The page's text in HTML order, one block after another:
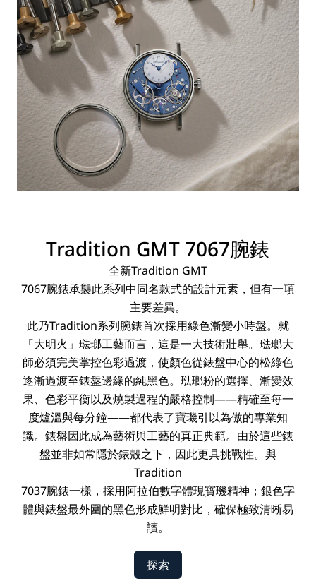
Tradition GMT 7067腕錶
全新Tradition GMT
7067腕錶承襲此系列中同名款式的設計元素，但有一項
主要差異。
此乃Tradition系列腕錶首次採用綠色漸變小時盤。就
「大明火」琺瑯工藝而言，這是一大技術壯舉。琺瑯大
師必須完美掌控色彩過渡，使顏色從錶盤中心的松綠色
逐漸過渡至錶盤邊緣的純黑色。琺瑯粉的選擇、漸變效
果、色彩平衡以及燒製過程的嚴格控制——精確至每一
度爐溫與每分鐘——都代表了寶璣引以為傲的專業知
識。錶盤因此成為藝術與工藝的真正典範。由於這些錶
盤並非如常隱於錶殼之下，因此更具挑戰性。與
Tradition
7037腕錶一樣，採用阿拉伯數字體現寶璣精神；銀色字
體與錶盤最外圍的黑色形成鮮明對比，確保極致清晰易
讀。
探索